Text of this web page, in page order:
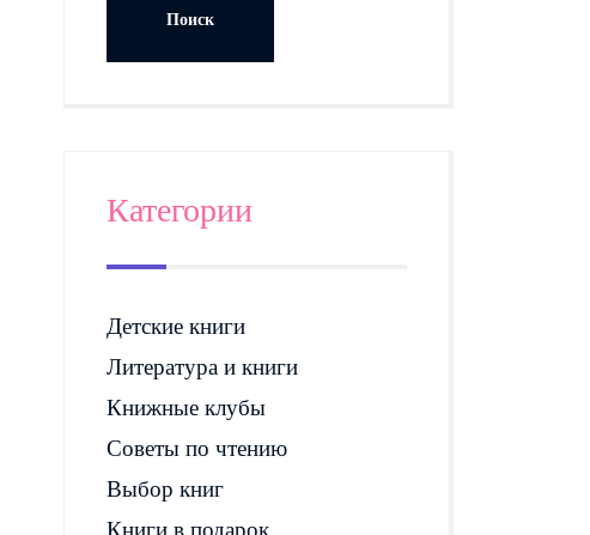
Категории
Детские книги
Литература и книги
Книжные клубы
Советы по чтению
Выбор книг
Книги в подарок